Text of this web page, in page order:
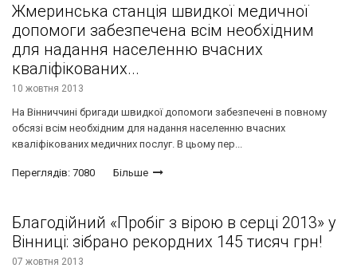
Жмеринська станція швидкої медичної
допомоги забезпечена всім необхідним
для надання населенню вчасних
кваліфікованих...
10 жовтня 2013
На Вінниччині бригади швидкої допомоги забезпечені в повному
обсязі всім необхідним для надання населенню вчасних
кваліфікованих медичних послуг. В цьому пер...
Переглядів: 7080 Більше
Благодійний «Пробіг з вірою в серці 2013» у
Вінниці: зібрано рекордних 145 тисяч грн!
07 жовтня 2013